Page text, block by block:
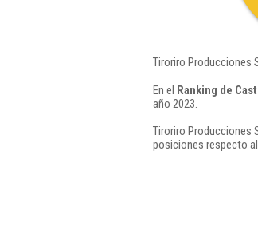
Tiroriro Producciones
En el Ranking de
año 2023.
Tiroriro Producciones
posiciones respecto